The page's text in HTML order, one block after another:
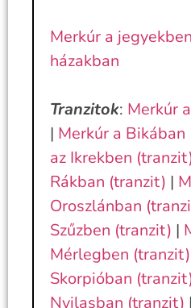
Merkúr a jegyekben
házakban
Tranzitok: Merkúr
| Merkúr a
az Ikrekben
Rákban (tranzit) |
Oroszlánban
Szűzben (tranzit) |
Mérlegben (tranzit)
Skorpióban
Nyilasban (tranzit) |